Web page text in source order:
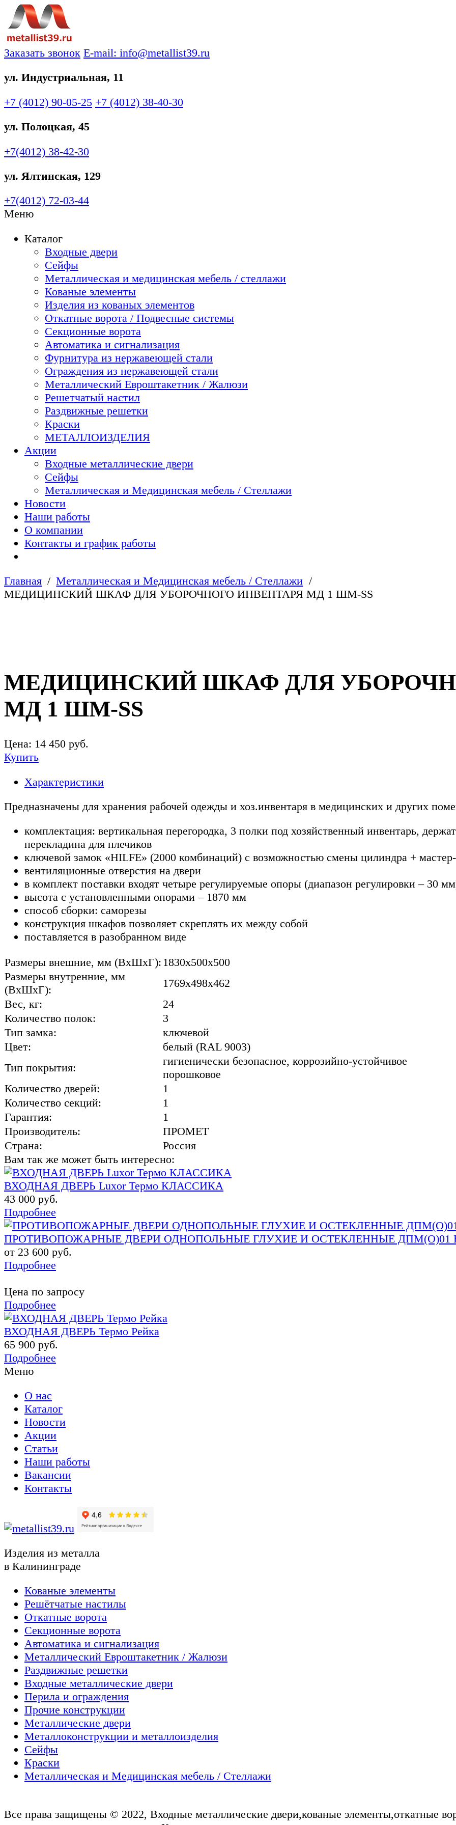
Заказать звонок E-mail: info@metallist39.ru
ул. Индустриальная, 11
+7 (4012) 90-05-25 +7 (4012) 38-40-30
ул. Полоцкая, 45
+7(4012) 38-42-30
ул. Ялтинская, 129
+7(4012) 72-03-44
Меню
Каталог
Входные двери
Сейфы
Металлическая и медицинская мебель / стеллажи
Кованые элементы
Изделия из кованых элементов
Откатные ворота / Подвесные системы
Секционные ворота
Автоматика и сигнализация
Фурнитура из нержавеющей стали
Ограждения из нержавеющей стали
Металлический Евроштакетник / Жалюзи
Решетчатый настил
Раздвижные решетки
Краски
МЕТАЛЛОИЗДЕЛИЯ
Акции
Входные металлические двери
Сейфы
Металлическая и Медицинская мебель / Стеллажи
Новости
Наши работы
О компании
Контакты и график работы
Главная
Металлическая и Медицинская мебель / Стеллажи
МЕДИЦИНСКИЙ ШКАФ ДЛЯ УБОРОЧНОГО ИНВЕНТАРЯ МД 1 ШМ-SS
МЕДИЦИНСКИЙ ШКАФ ДЛЯ
МД 1 ШМ-SS
Цена: 14 450 руб.
Купить
Характеристики
Предназначены для хранения рабочей одежды и хоз.инвентаря в медицинских и других
комплектация: вертикальная перегородка, 3 полки под хозяйственный инвентарь,
перекладина для плечиков
ключевой замок «HILFE» (2000 комбинаций) с возможностью смены цилиндра +
вентиляционные отверстия на двери
в комплект поставки входят четыре регулируемые опоры (диапазон регулировки – 30
высота с установленными опорами – 1870 мм
способ сборки: саморезы
конструкция шкафов позволяет скреплять их между собой
поставляется в разобранном виде
Размеры внешние, мм (ВхШхГ): 1830x500x500
Размеры внутренние, мм
(ВхШхГ):
1769x498x462
Вес, кг:
24
Количество полок:
3
Тип замка:
ключевой
Цвет:
белый (RAL 9003)
Тип покрытия:
гигиенически безопасное, коррозийно-устойчивое
порошковое
Количество дверей:
1
Количество секций:
1
Гарантия:
1
Производитель:
ПРОМЕТ
Страна:
Россия
Вам так же может быть интересно:
ВХОДНАЯ ДВЕРЬ Luxor Термо КЛАССИКА
43 000 руб.
Подробнее
ПРОТИВОПОЖАРНЫЕ ДВЕРИ ОДНОПОЛЬНЫЕ ГЛУХИЕ И ОСТЕКЛЕННЫЕ ДПМ(О)01
от 23 600 руб.
Подробнее
Цена по запросу
Подробнее
ВХОДНАЯ ДВЕРЬ Термо Рейка
65 900 руб.
Подробнее
Меню
О нас
Каталог
Новости
Акции
Статьи
Наши работы
Вакансии
Контакты
Изделия из металла
в Калининграде
Кованые элементы
Решётчатые настилы
Откатные ворота
Секционные ворота
Автоматика и сигнализация
Металлический Евроштакетник / Жалюзи
Раздвижные решетки
Входные металлические двери
Перила и ограждения
Прочие конструкции
Металлические двери
Металлоконструкции и металлоизделия
Сейфы
Краски
Металлическая и Медицинская мебель / Стеллажи
Все права защищены © 2022, Входные металлические двери,кованые элементы,откатные